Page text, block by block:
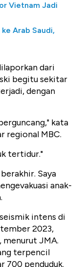
Vietnam Jadi
Arab Saudi,
dari
begitu sekitar
dengan
kata
regional MBC.
tertidur."
Saya
anak-
intens di
2023,
JMA.
terpencil
700 penduduk.